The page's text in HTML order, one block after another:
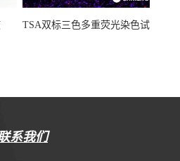
TSA双标三色多重荧光染色试
系我们